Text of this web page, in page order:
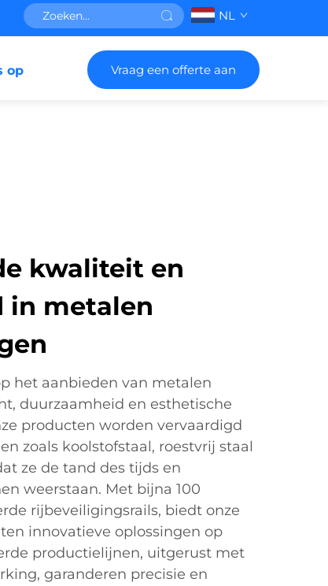
NL
op Vraag een offerte aan
kwaliteit en
in metalen
het aanbieden van metalen
duurzaamheid en esthetische
producten worden vervaardigd
zoals koolstofstaal, roestvrij staal
ze de tand des tijds en
weerstaan. Met bijna 100
rijbeveiligingsrails, biedt onze
innovatieve oplossingen op
productielijnen, uitgerust met
garanderen precisie en